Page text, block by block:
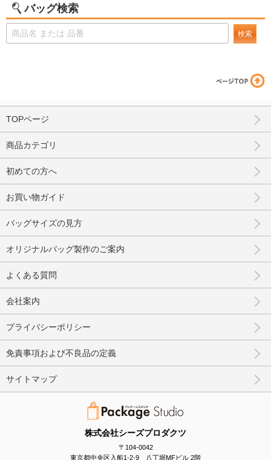
バッグ検索
検索
株式会社シーズプロダクツ
〒104-0042
東京都中央区入船1-2-9 八丁堀MFビル 2階
TOPページ
商品カテゴリ
初めての方へ
お買い物ガイド
バッグサイズの見方
オリジナルバッグ製作のご案内
よくある質問
会社案内
プライバシーポリシー
免責事項および不良品の定義
サイトマップ